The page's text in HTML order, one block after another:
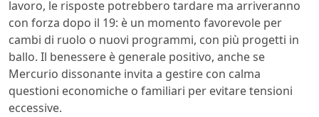
lavoro, le risposte potrebbero tardare ma arriveranno
con forza dopo il 19: è un momento favorevole per
cambi di ruolo o nuovi programmi, con più progetti in
ballo. Il benessere è generale positivo, anche se
Mercurio dissonante invita a gestire con calma
questioni economiche o familiari per evitare tensioni
eccessive.